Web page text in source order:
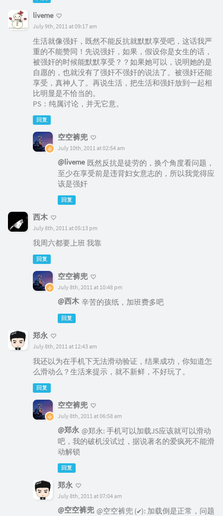
liveme
July 9th, 2011 at 09:17 am
生活就像强奸，既然不能反抗就默默享受吧，这话我严
重的不能赞同！先说强奸，如果，假设你是女生的话，
被强奸的时候能默默享受？？如果她可以，说明她的是
自愿的，也就没有了强奸不强奸的说法了。被强奸还能
享受，真神人了。再说生活，把生活和强奸放到一起相
比明显是不恰当的。
PS：纯属讨论，并无它意。
回复
空空裤兜
July 10th, 2011 at 02:54 am
@liveme 既然反抗是徒劳的，换个角度看问题，
至少在享受前是违背妇女意志的，所以我觉得应
该是强奸
回复
西木
July 8th, 2011 at 05:13 pm
我周六都要上班 我靠
回复
空空裤兜
July 8th, 2011 at 10:48 pm
@西木 辛苦的孩纸，加班费多吧
回复
郑永
July 8th, 2011 at 12:43 am
我还以为在手机下无法滑动验证，结果成功，你知道怎
么滑动么？生活来提示，就不新鲜，不好玩了。
回复
空空裤兜
July 8th, 2011 at 06:58 am
@郑永 @郑永: 手机可以加载JS应该就可以滑动
吧，我的破机没试过，据说著名的爱疯死不能滑
动解锁
回复
郑永
July 8th, 2011 at 07:04 am
@空空裤兜 @空空裤兜 (✔): 加载倒是正常，问题